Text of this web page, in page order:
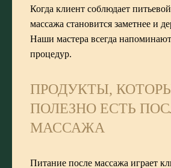
Когда клиент соблюдает
массажа становится заметнее и
Наши мастера всегда
процедур.
ПРОДУКТЫ,
ПОЛЕЗНО ЕСТЬ
МАССАЖА
Питание после массажа играет